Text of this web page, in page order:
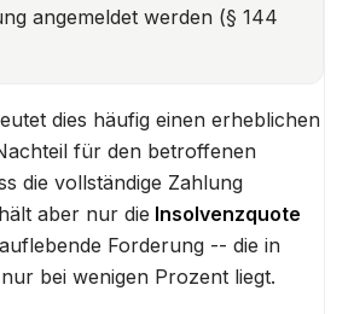
angemeldet werden (§ 144
dies häufig einen erheblichen
für den betroffenen
die vollständige Zahlung
aber nur die Insolvenzquote
Forderung -- die in
bei wenigen Prozent liegt.